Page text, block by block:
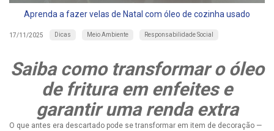
Aprenda a fazer velas de Natal com óleo de cozinha usado
17/11/2025 Dicas Meio Ambiente Responsabilidade Social
Saiba como transformar o óleo
de fritura em enfeites e
garantir uma renda extra
O que antes era descartado pode se transformar em item de decoração —